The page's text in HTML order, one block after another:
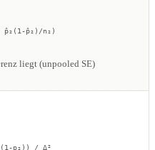
p̂₂(1-p̂₂)/n₂)
liegt (unpooled SE)
p₂)) / Δ²